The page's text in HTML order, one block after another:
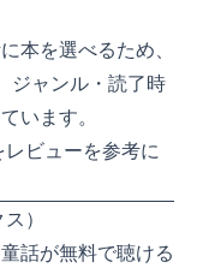
本を選べるため、
ジャンル・読了時
います。
ビューを参考に
）
話が無料で聴ける